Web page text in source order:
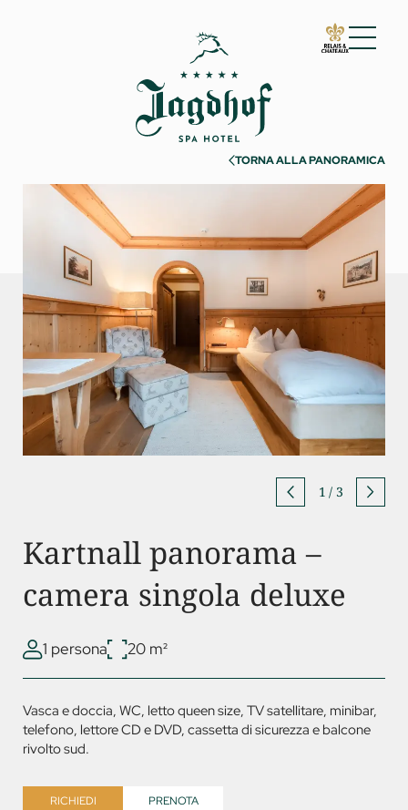
01 Lo Jagdhof
02 Camere e suite
Servizi inclusi
Informazioni utili
Richiesta
Prenotazione
Incentive & Meeting
03 Cuisine
04 Spa e fitness
05 Offerte
06 Attività
07 Eventi
TORNA ALLA PANORAMICA
1 / 3
Kartnall panorama –
camera singola deluxe
1 persona 20 m²
Vasca e doccia, WC, letto queen size, TV satellitare, minibar,
telefono, lettore CD e DVD, cassetta di sicurezza e balcone
rivolto sud.
RICHIEDI PRENOTA